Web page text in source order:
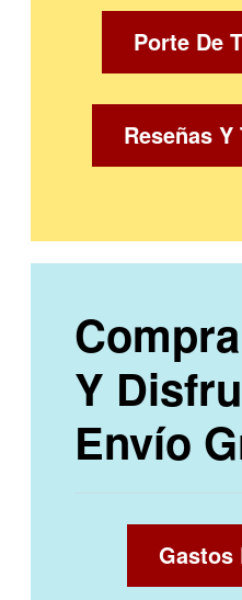
Porte De
Reseñas
Y
Envío
Gastos